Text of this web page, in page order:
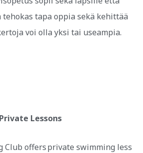
tapa oppia sekä kehittää
voi olla yksi tai useampia.
Private Lessons
Club offers private swimming less